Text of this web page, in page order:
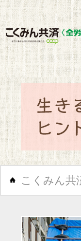
こくみん共